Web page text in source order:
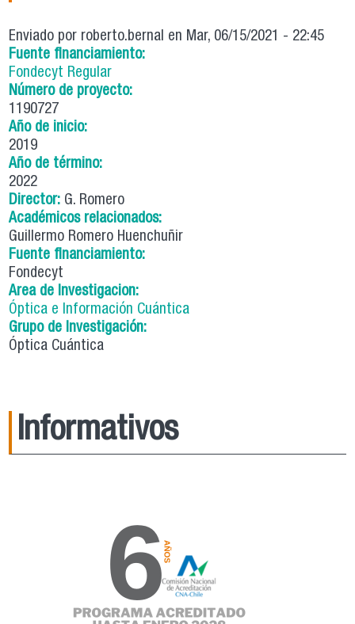
Enviado por roberto.bernal en Mar, 06/15/2021 - 22:45
Fuente financiamiento:
Fondecyt Regular
Número de proyecto:
1190727
Año de inicio:
2019
Año de término:
2022
Director: G. Romero
Académicos relacionados:
Guillermo Romero Huenchuñir
Fuente financiamiento:
Fondecyt
Area de Investigacion:
Óptica e Información Cuántica
Grupo de Investigación:
Óptica Cuántica
Informativos